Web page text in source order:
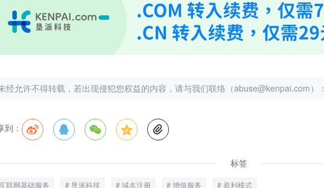
经允许不得转载，若出现侵犯您权益的内容，请与我们联络（abuse@kenpai.com）：
到：     
标签
联网基础服务 垦派科技 域名注册 增值服务 盈利模式